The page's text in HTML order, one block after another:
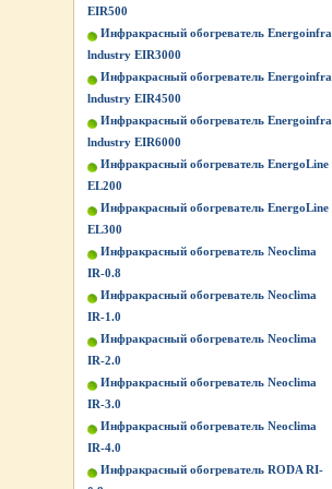
EIR500
Инфракрасный обогреватель Energoinfra
lndustry EIR3000
Инфракрасный обогреватель Energoinfra
lndustry EIR4500
Инфракрасный обогреватель Energoinfra
lndustry EIR6000
Инфракрасный обогреватель EnergoLine
EL200
Инфракрасный обогреватель EnergoLine
EL300
Инфракрасный обогреватель Neoclima
IR-0.8
Инфракрасный обогреватель Neoclima
IR-1.0
Инфракрасный обогреватель Neoclima
IR-2.0
Инфракрасный обогреватель Neoclima
IR-3.0
Инфракрасный обогреватель Neoclima
IR-4.0
Инфракрасный обогреватель RODA RI-